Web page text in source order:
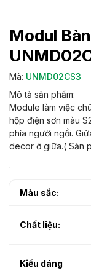
Modul
Mã: UNMD02CS3
Mô tả sản phẩm:
Module làm việc
hộp điện sơn màu
phía người ngồi.
decor ở giữa.( Sản
.
Màu sắc:
Chất liệu:
Kiểu dáng